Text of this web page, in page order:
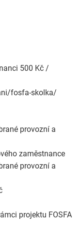
500 Kč /
fosfa-skolka/
provozní a
zaměstnance
provozní a
projektu FOSFA